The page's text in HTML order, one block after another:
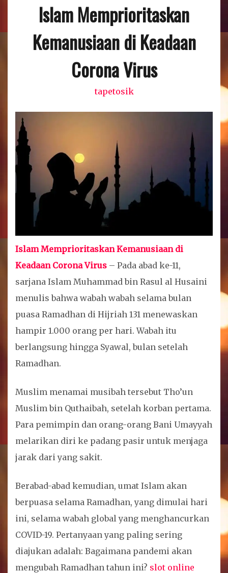
Islam Memprioritaskan
Kemanusiaan di Keadaan
Corona Virus
tapetosik
Islam Memprioritaskan Kemanusiaan di
Keadaan Corona Virus – Pada abad ke-11,
sarjana Islam Muhammad bin Rasul al Husaini
menulis bahwa wabah wabah selama bulan
puasa Ramadhan di Hijriah 131 menewaskan
hampir 1.000 orang per hari. Wabah itu
berlangsung hingga Syawal, bulan setelah
Ramadhan.
Muslim menamai musibah tersebut Tho’un
Muslim bin Quthaibah, setelah korban pertama.
Para pemimpin dan orang-orang Bani Umayyah
melarikan diri ke padang pasir untuk menjaga
jarak dari yang sakit.
Berabad-abad kemudian, umat Islam akan
berpuasa selama Ramadhan, yang dimulai hari
ini, selama wabah global yang menghancurkan
COVID-19. Pertanyaan yang paling sering
diajukan adalah: Bagaimana pandemi akan
mengubah Ramadhan tahun ini? slot online